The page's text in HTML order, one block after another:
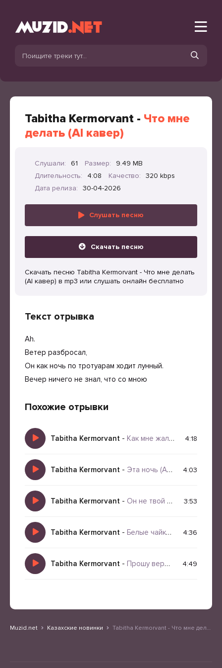
Tabitha Kermorvant - Что мне
делать (AI кавер)
Слушали: 61 Размер:
9.49 MB
Длительность:
4:08 Качество:
320 kbps
Дата релиза:
30-04-2026
Слушать песню
Скачать песню
Скачать песню Tabitha Kermorvant - Что мне делать
(AI кавер) в mp3 или слушать онлайн бесплатно
Текст отрывка
Ah.
Ветер разбросал,
Он как ночь по тротуарам ходит лунный.
Вечер ничего не знал, что со мною
Похожие отрывки
Tabitha Kermorvant - Как мне жаль (AI кавер на песню группы Шоколад) 4:18
Tabitha Kermorvant - Эта ночь (AI кавер на песню группы Мираж) 4:03
Tabitha Kermorvant - Он не твой (AI кавер на песню группы ЧП) 3:53
Tabitha Kermorvant - Белые чайки (AI кавер) 4:36
Tabitha Kermorvant - Прошу вернись (AI кавер на песню группы Шоколадный принц) 4:49
Muzid.net Казахские новинки Tabitha Kermorvant - Что мне делать (AI кавер)